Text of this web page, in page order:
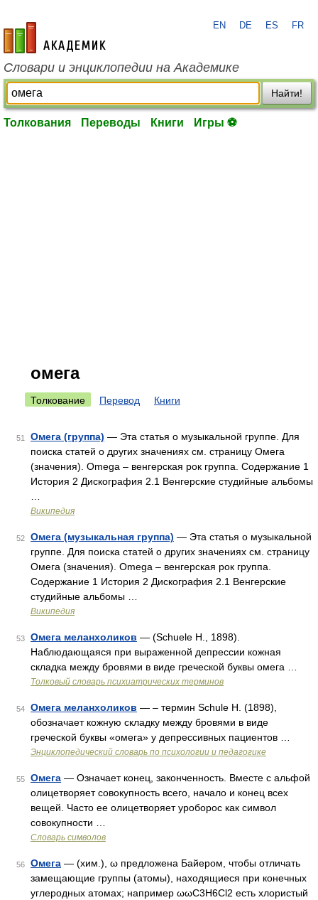
academic.ru
EN DE ES FR
Словари и энциклопедии на Академике
Найти!
Толкования Переводы Книги Игры ⚽
омега
Толкование Перевод Книги
51 Омега (группа) — Эта статья о музыкальной группе. Для
поиска статей о других значениях см. страницу Омега
(значения). Omega – венгерская рок группа. Содержание 1
История 2 Дискография 2.1 Венгерские студийные альбомы
Википедия
52 Омега (музыкальная группа) — Эта статья о музыкальной
группе. Для поиска статей о других значениях см. страницу
Омега (значения). Omega – венгерская рок группа.
Содержание 1 История 2 Дискография 2.1 Венгерские
студийные альбомы …
Википедия
53 Омега меланхоликов — (Schuele H., 1898).
Наблюдающаяся при выраженной депрессии кожная
складка между бровями в виде греческой буквы омега …
Толковый словарь психиатрических терминов
54 Омега меланхоликов — – термин Schule H. (1898),
обозначает кожную складку между бровями в виде
греческой буквы «омега» у дeпрессивных пациентов …
Энциклопедический словарь по психологии и педагогике
55 Омега — Означает конец, законченность. Вместе с альфой
олицетворяет совокупность всего, начало и конец всех
вещей. Часто ее олицетворяет уроборос как символ
совокупности …
Словарь символов
56 Омега — (хим.), ω предложена Байером, чтобы отличать
замещающие группы (атомы), находящиеся при конечных
углеродных атомах; например ωωС3Н6Cl2 есть хлористый